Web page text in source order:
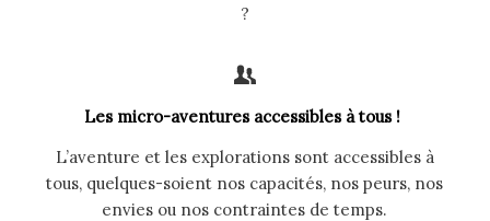
?
Les micro-aventures accessibles à tous !
L’aventure et les explorations sont accessibles à
tous, quelques-soient nos capacités, nos peurs, nos
envies ou nos contraintes de temps.